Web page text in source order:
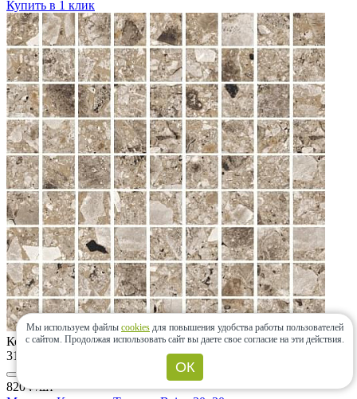
Купить в 1 клик
Код товара:
31840
820 ₽/шт
Мы используем файлы cookies для повышения удобства работы пользователей
с сайтом. Продолжая использовать сайт вы даете свое согласие на эти действия.
ОК